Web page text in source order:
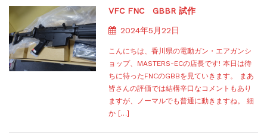
VFC FNC GBBR 試作
2024年5月22日
こんにちは、香川県の電動ガン・エアガンシ
ョップ、MASTERS-ECの店長です! 本日は待
ちに待ったFNCのGBBを見ていきます。 まあ
皆さんの評価では結構辛口なコメントもあり
ますが、ノーマルでも普通に動きますね。 細
か […]